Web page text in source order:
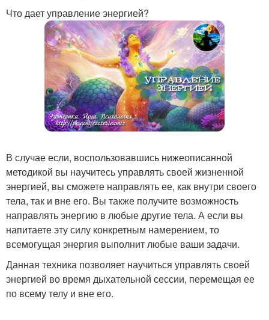
Что дает управление энергией?
В случае если, воспользовавшись нижеописанной
методикой вы научитесь управлять своей жизненной
энергией, вы сможете направлять ее, как внутри своего
тела, так и вне его. Вы также получите возможность
направлять энергию в любые другие тела. А если вы
напитаете эту силу конкретным намерением, то
всемогущая энергия выполнит любые ваши задачи.
Данная техника позволяет научиться управлять своей
энергией во время дыхательной сессии, перемещая ее
по всему телу и вне его.